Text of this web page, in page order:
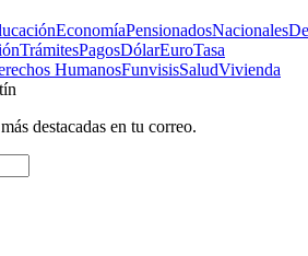
EconomíaPensionadosNacionales
TrámitesPagosDólarEuroTasa
HumanosFunvisisSaludVivienda
destacadas en tu correo.